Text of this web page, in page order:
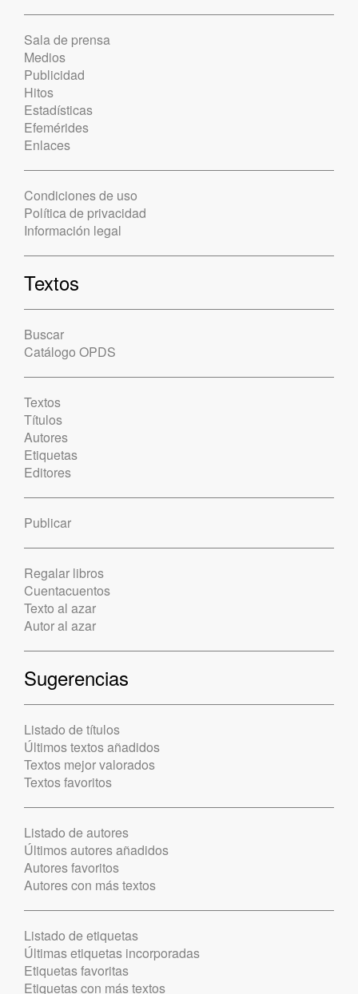
Sala de prensa
Medios
Publicidad
Hitos
Estadísticas
Efemérides
Enlaces
Condiciones de uso
Política de privacidad
Información legal
Textos
Buscar
Catálogo OPDS
Textos
Títulos
Autores
Etiquetas
Editores
Publicar
Regalar libros
Cuentacuentos
Texto al azar
Autor al azar
Sugerencias
Listado de títulos
Últimos textos añadidos
Textos mejor valorados
Textos favoritos
Listado de autores
Últimos autores añadidos
Autores favoritos
Autores con más textos
Listado de etiquetas
Últimas etiquetas incorporadas
Etiquetas favoritas
Etiquetas con más textos